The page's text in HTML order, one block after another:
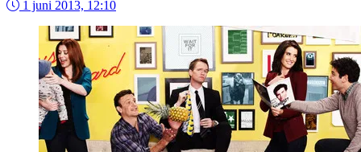
1 juni 2013, 12:10